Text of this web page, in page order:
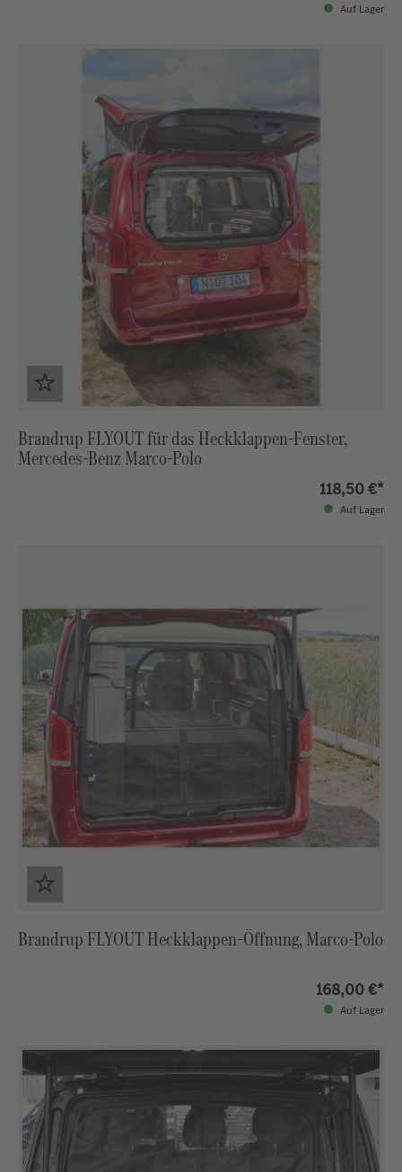
Auf Lager
Brandrup FLYOUT für das Heckklappen-Fenster,
Mercedes-Benz Marco-Polo
118,50 €*
Auf Lager
Brandrup FLYOUT Heckklappen-Öffnung, Marco-Polo
168,00 €*
Auf Lager